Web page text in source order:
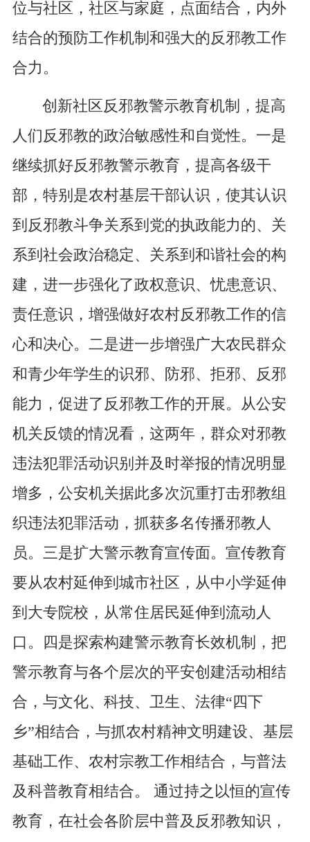
位与社区，社区与家庭，点面结合，内外
结合的预防工作机制和强大的反邪教工作
合力。
创新社区反邪教警示教育机制，提高
人们反邪教的政治敏感性和自觉性。一是
继续抓好反邪教警示教育，提高各级干
部，特别是农村基层干部认识，使其认识
到反邪教斗争关系到党的执政能力的、关
系到社会政治稳定、关系到和谐社会的构
建，进一步强化了政权意识、忧患意识、
责任意识，增强做好农村反邪教工作的信
心和决心。二是进一步增强广大农民群众
和青少年学生的识邪、防邪、拒邪、反邪
能力，促进了反邪教工作的开展。从公安
机关反馈的情况看，这两年，群众对邪教
违法犯罪活动识别并及时举报的情况明显
增多，公安机关据此多次沉重打击邪教组
织违法犯罪活动，抓获多名传播邪教人
员。三是扩大警示教育宣传面。宣传教育
要从农村延伸到城市社区，从中小学延伸
到大专院校，从常住居民延伸到流动人
口。四是探索构建警示教育长效机制，把
警示教育与各个层次的平安创建活动相结
合，与文化、科技、卫生、法律“四下
乡”相结合，与抓农村精神文明建设、基层
基础工作、农村宗教工作相结合，与普法
及科普教育相结合。 通过持之以恒的宣传
教育，在社会各阶层中普及反邪教知识，